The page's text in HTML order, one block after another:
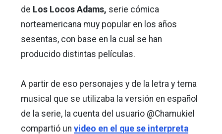
de Los Locos Adams, serie cómica
norteamericana muy popular en los años
sesentas, con base en la cual se han
producido distintas películas.
A partir de eso personajes y de la letra y tema
musical que se utilizaba la versión en español
de la serie, la cuenta del usuario @Chamukiel
compartió un video en el que se interpreta